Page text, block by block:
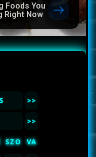
Foods You
Right Now
>>
>>
SZO VA